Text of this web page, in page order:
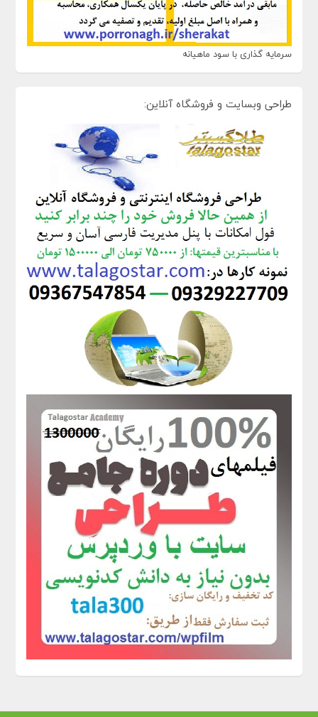
سرمایه گذاری با سود ماهیانه
طراحی وبسایت و فروشگاه آنلاین: